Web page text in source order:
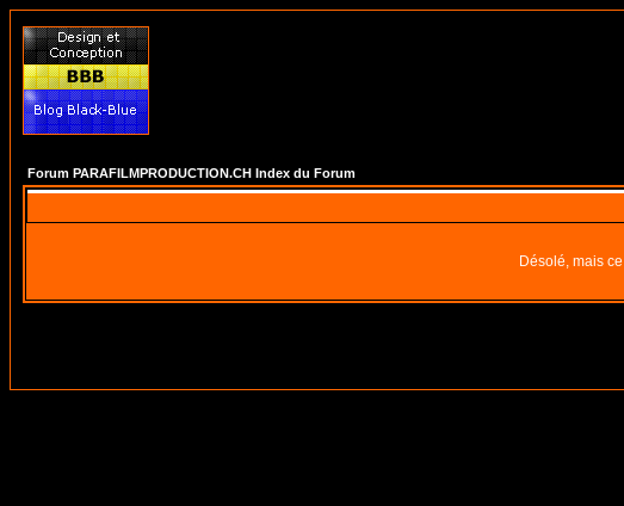
Forum PARAFILMPRODUCTION.CH Index du Forum
Désolé, mais